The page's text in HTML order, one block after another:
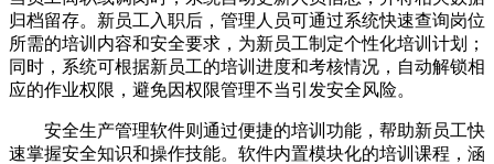
归档留存。新员工入职后，管理人员可通过系统快速查询岗位
所需的培训内容和安全要求，为新员工制定个性化培训计划；
同时，系统可根据新员工的培训进度和考核情况，自动解锁相
应的作业权限，避免因权限管理不当引发安全风险。
安全生产管理软件则通过便捷的培训功能，帮助新员工快
速掌握安全知识和操作技能。软件内置模块化的培训课程，涵